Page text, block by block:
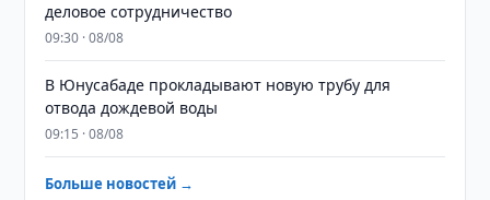
деловое сотрудничество
09:30 · 08/08
В Юнусабаде прокладывают новую трубу для
отвода дождевой воды
09:15 · 08/08
Больше новостей →